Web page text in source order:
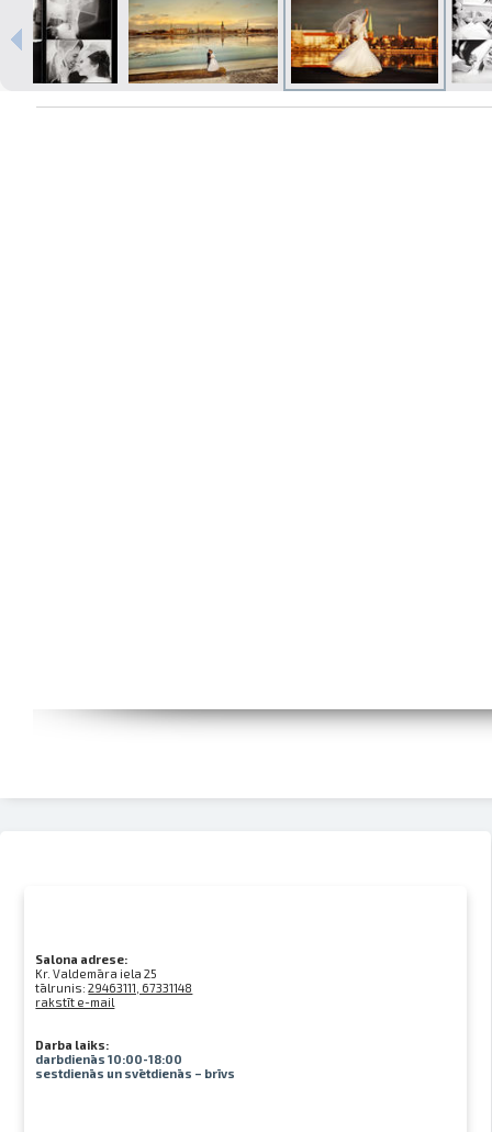
Salona adrese:
Kr. Valdemāra iela 25
tālrunis:29463111, 67331148
rakstīt e-mail
Darba laiks:
darbdienās 10:00-18:00
sestdienās un svētdienās – brīvs